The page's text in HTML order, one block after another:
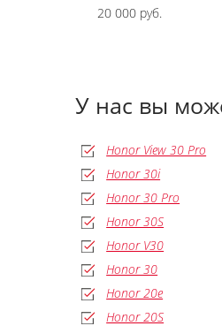
20 000 руб.
У нас вы
Honor View 30 Pro
Honor 30i
Honor 30 Pro
Honor 30S
Honor V30
Honor 30
Honor 20e
Honor 20S